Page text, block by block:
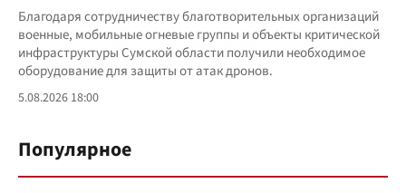
Благодаря сотрудничеству благотворительных организаций
военные, мобильные огневые группы и объекты критической
инфраструктуры Сумской области получили необходимое
оборудование для защиты от атак дронов.
5.08.2026 18:00
Популярное